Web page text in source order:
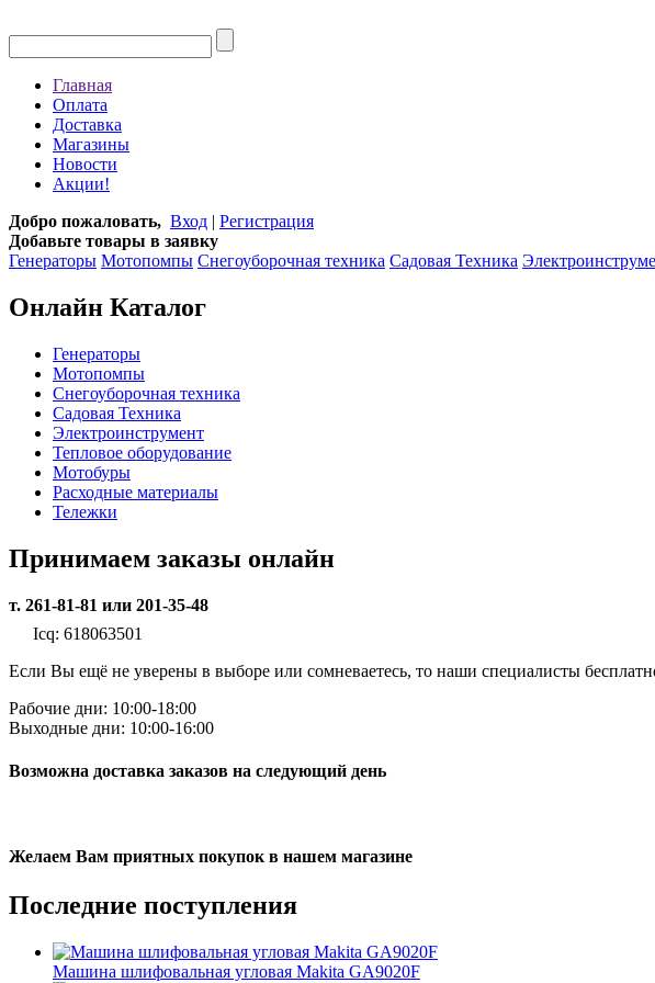
Главная
Оплата
Доставка
Магазины
Новости
Акции!
Добро пожаловать, Вход | Регистрация
Добавьте товары в заявку
Генераторы Мотопомпы Снегоуборочная техника Садовая Техника
Онлайн Каталог
Генераторы
Мотопомпы
Снегоуборочная техника
Садовая Техника
Электроинструмент
Тепловое оборудование
Мотобуры
Расходные материалы
Тележки
Принимаем заказы онлайн
т. 261-81-81 или 201-35-48
Icq: 618063501
Если Вы ещё не уверены в выборе или сомневаетесь, то наши специалисты
Рабочие дни: 10:00-18:00
Выходные дни: 10:00-16:00
Возможна доставка заказов на следующий день
Желаем Вам приятных покупок в нашем магазине
Последние поступления
Машина шлифовальная угловая Makita GA9020F